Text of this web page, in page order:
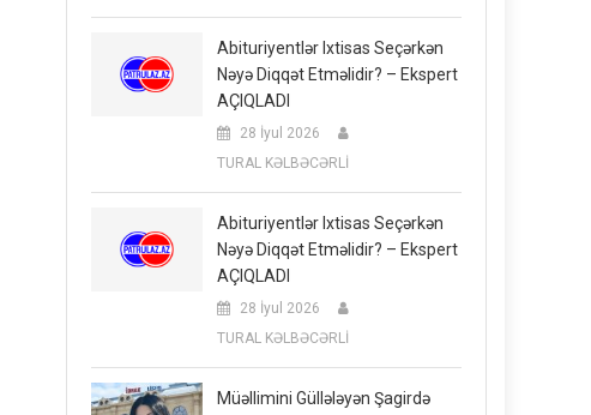
Abituriyentlər Ixtisas Seçərkən
Nəyə Diqqət Etməlidir? – Ekspert
AÇIQLADI
28 İyul 2026
TURAL KƏLBƏCƏRLİ
Abituriyentlər Ixtisas Seçərkən
Nəyə Diqqət Etməlidir? – Ekspert
AÇIQLADI
28 İyul 2026
TURAL KƏLBƏCƏRLİ
Müəllimini Güllələyən Şagirdə